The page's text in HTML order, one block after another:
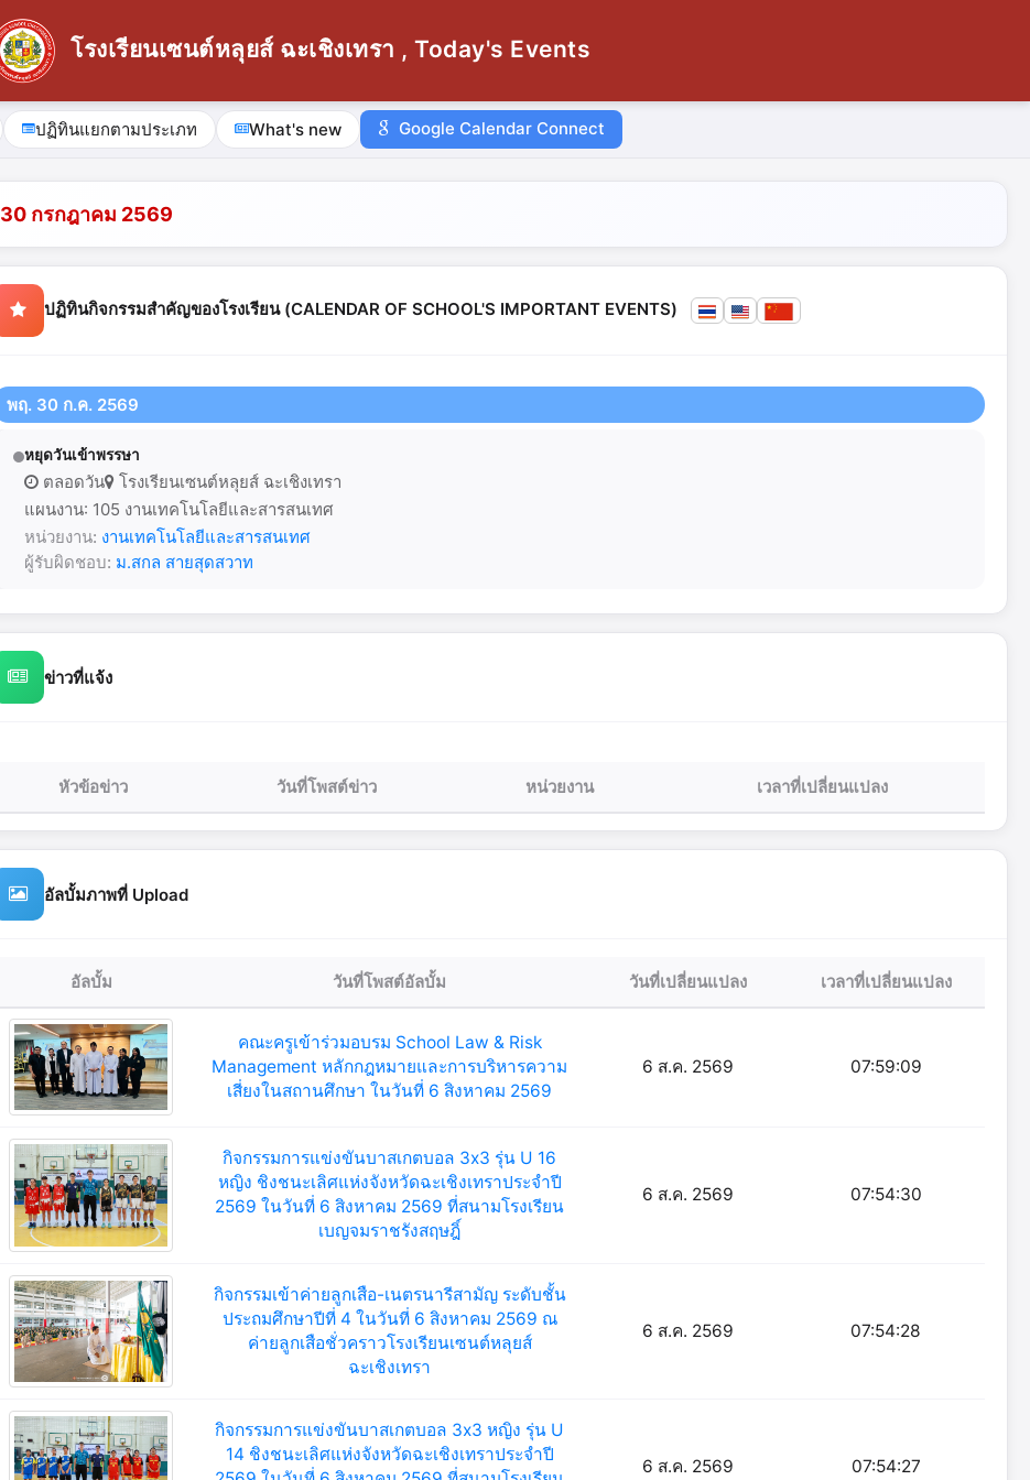
โรงเรียนเซนต์หลุยส์ ฉะเชิงเทรา , Today's Events
ปฏิทินแยกตามประเภท What's new Google Calendar Connect
30 กรกฎาคม 2569
ปฏิทินกิจกรรมสำคัญของโรงเรียน (CALENDAR OF SCHOOL'S IMPORTANT EVENTS)
พฤ. 30 ก.ค. 2569
หยุดวันเข้าพรรษา
ตลอดวัน
โรงเรียนเซนต์หลุยส์ ฉะเชิงเทรา
แผนงาน: 105 งานเทคโนโลยีและสารสนเทศ
หน่วยงาน: งานเทคโนโลยีและสารสนเทศ
ผู้รับผิดชอบ: ม.สกล สายสุดสวาท
ข่าวที่แจ้ง
หัวข้อข่าว วันที่โพสต์ข่าว หน่วยงาน เวลาที่เปลี่ยนแปลง
อัลบั้มภาพที่ Upload
อัลบั้ม วันที่โพสต์อัลบั้ม วันที่เปลี่ยนแปลง เวลาที่เปลี่ยนแปลง
คณะครูเข้าร่วมอบรม School Law & Risk
Management หลักกฎหมายและการบริหารความ
เสี่ยงในสถานศึกษา ในวันที่ 6 สิงหาคม 2569
6 ส.ค. 2569 07:59:09
กิจกรรมการแข่งขันบาสเกตบอล 3x3 รุ่น U 16
หญิง ชิงชนะเลิศแห่งจังหวัดฉะเชิงเทราประจำปี
2569 ในวันที่ 6 สิงหาคม 2569 ที่สนามโรงเรียน
เบญจมราชรังสฤษฎิ์
6 ส.ค. 2569 07:54:30
กิจกรรมเข้าค่ายลูกเสือ-เนตรนารีสามัญ ระดับชั้น
ประถมศึกษาปีที่ 4 ในวันที่ 6 สิงหาคม 2569 ณ
ค่ายลูกเสือชั่วคราวโรงเรียนเซนต์หลุยส์
ฉะเชิงเทรา
6 ส.ค. 2569 07:54:28
กิจกรรมการแข่งขันบาสเกตบอล 3x3 หญิง รุ่น U
14 ชิงชนะเลิศแห่งจังหวัดฉะเชิงเทราประจำปี
6 ส.ค. 2569 07:54:27